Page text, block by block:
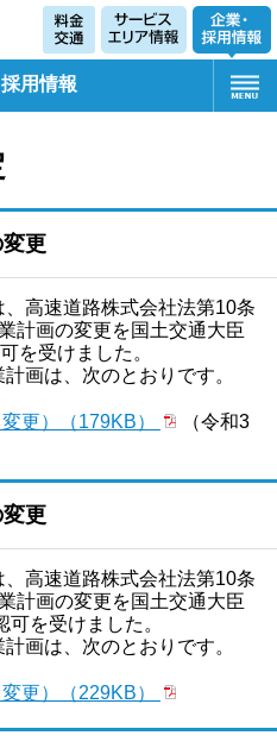
用情報
更
高速道路株式会社法第10条
計画の変更を国土交通大臣
を受けました。
画は、次のとおりです。
更）（179KB）
（令和3
更
高速道路株式会社法第10条
計画の変更を国土交通大臣
を受けました。
画は、次のとおりです。
更）（229KB）